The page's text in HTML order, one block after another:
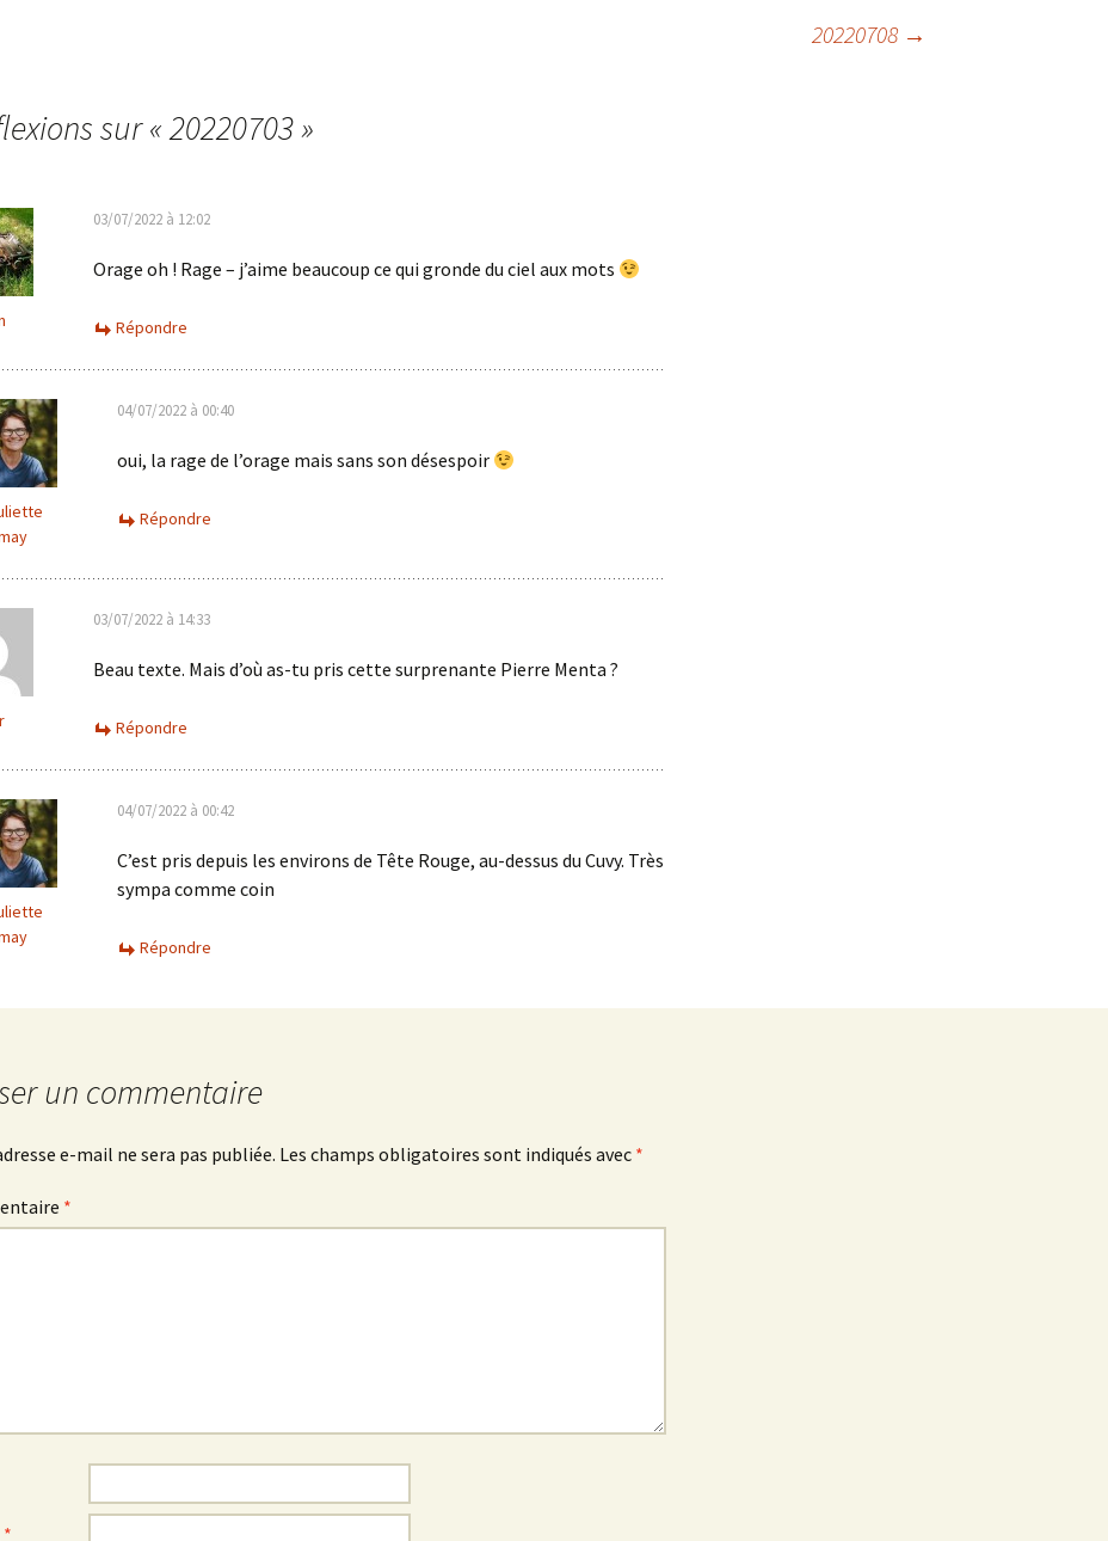
20220708 →
sur «20220703»
03/07/2022 à 12:02
Orage oh ! Rage – j’aime beaucoup ce qui gronde du ciel aux mots
Répondre
04/07/2022 à 00:40
oui, la rage de l’orage mais sans son désespoir
Répondre
03/07/2022 à 14:33
Beau texte. Mais d’où as-tu pris cette surprenante Pierre Menta ?
Répondre
04/07/2022 à 00:42
C’est pris depuis les environs de Tête Rouge, au-dessus du Cuvy. Très
sympa comme coin
Répondre
un commentaire
e-mail ne sera pas publiée. Les champs obligatoires sont indiqués avec *
*
*